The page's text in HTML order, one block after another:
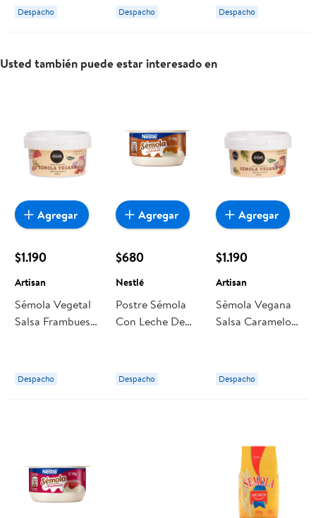
Despacho Despacho Despacho
Usted también puede estar interesado en
$1.190
Artisan
Sémola Vegetal
Salsa Frambuesa
Despacho
Agregar
$680
Nestlé
Postre Sémola
Con Leche De
Despacho
Agregar
$1.190
Artisan
Sémola Vegana
Salsa Caramelo
Despacho
Agregar